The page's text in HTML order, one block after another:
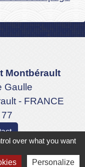
Montbérault
Gaulle
- FRANCE
over what you want
Personalize